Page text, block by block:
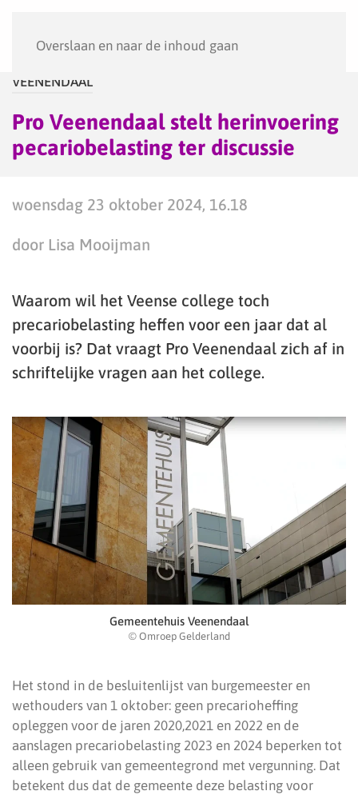
Overslaan en naar de inhoud gaan
VEENENDAAL
Pro Veenendaal stelt herinvoering
pecariobelasting ter discussie
woensdag 23 oktober 2024, 16.18
door Lisa Mooijman
Waarom wil het Veense college toch
precariobelasting heffen voor een jaar dat al
voorbij is? Dat vraagt Pro Veenendaal zich af in
schriftelijke vragen aan het college.
Gemeentehuis Veenendaal
© Omroep Gelderland
Het stond in de besluitenlijst van burgemeester en
wethouders van 1 oktober: geen precarioheffing
opleggen voor de jaren 2020,2021 en 2022 en de
aanslagen precariobelasting 2023 en 2024 beperken tot
alleen gebruik van gemeentegrond met vergunning. Dat
betekent dus dat de gemeente deze belasting voor